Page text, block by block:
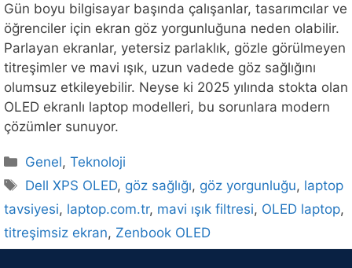
Gün boyu bilgisayar başında çalışanlar, tasarımcılar ve
öğrenciler için ekran göz yorgunluğuna neden olabilir.
Parlayan ekranlar, yetersiz parlaklık, gözle görülmeyen
titreşimler ve mavi ışık, uzun vadede göz sağlığını
olumsuz etkileyebilir. Neyse ki 2025 yılında stokta olan
OLED ekranlı laptop modelleri, bu sorunlara modern
çözümler sunuyor.
Kategoriler
Genel,Teknoloji
Etiketler
Dell XPS OLED, göz sağlığı, göz yorgunluğu, laptop
tavsiyesi, laptop.com.tr, mavi ışık filtresi, OLED laptop,
titreşimsiz ekran, Zenbook OLED